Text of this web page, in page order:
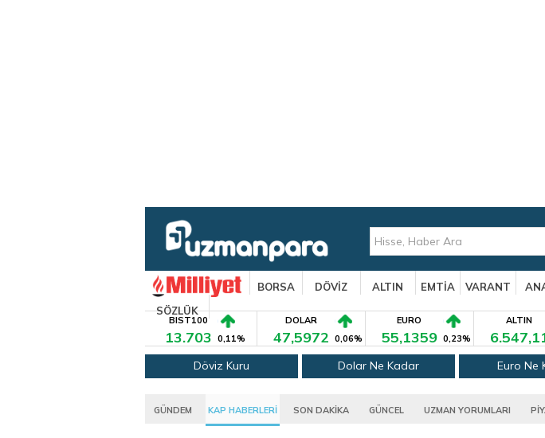
BORSA DÖVİZ ALTIN EMTİA VARANT
SÖZLÜK
BIST100
13.703 0,11%
DOLAR
47,5972 0,06%
EURO
55,1359 0,23%
ALTIN
Döviz Kuru Dolar Ne Kadar Euro Ne
GÜNDEM KAP HABERLERİ SON DAKİKA GÜNCEL UZMAN YORUMLARI